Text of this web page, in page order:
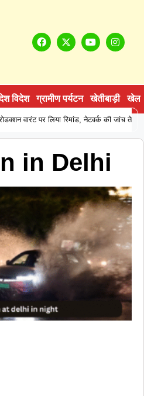
विदेश ग्रामीण पर्यटन खेतीबाड़ी खेल
वारंट पर लिया रिमांड, नेटवर्क की जांच तेज
in Delhi